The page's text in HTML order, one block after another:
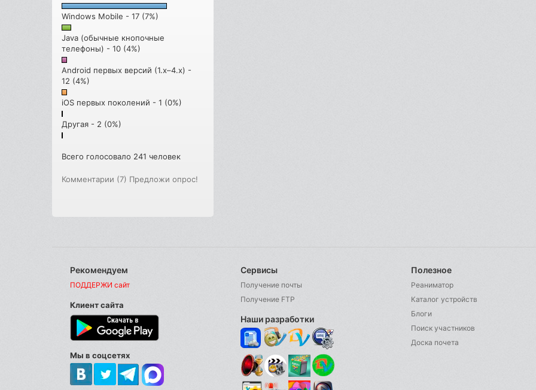
Windows Mobile - 17 (7%)
Java (обычные кнопочные
телефоны) - 10 (4%)
Android первых версий (1.x–4.x) -
12 (4%)
iOS первых поколений - 1 (0%)
Другая - 2 (0%)
Всего голосовало 241 человек
Комментарии (7) Предложи опрос!
Рекомендуем
ПОДДЕРЖИ сайт
Клиент сайта
Мы в соцсетях
Сервисы
Получение почты
Получение FTP
Наши разработки
Полезное
Реаниматор
Каталог устройств
Блоги
Поиск участников
Доска почета